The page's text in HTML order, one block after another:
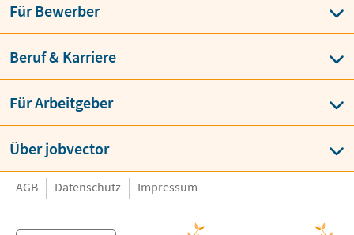
Für Bewerber
Beruf & Karriere
Für Arbeitgeber
Über jobvector
AGB Datenschutz Impressum